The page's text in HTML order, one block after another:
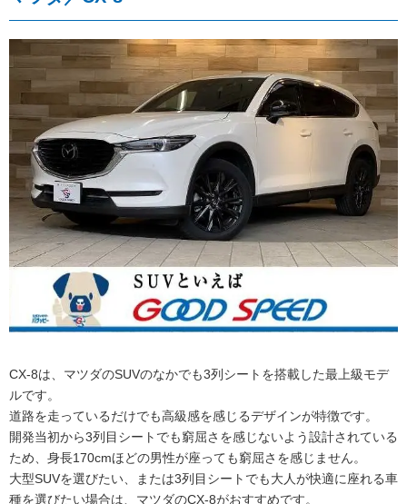
CX-8は、マツダのSUVのなかでも3列シートを搭載した最上級モデ
ルです。
道路を走っているだけでも高級感を感じるデザインが特徴です。
開発当初から3列目シートでも窮屈さを感じないよう設計されている
ため、身長170cmほどの男性が座っても窮屈さを感じません。
大型SUVを選びたい、または3列目シートでも大人が快適に座れる車
種を選びたい場合は、マツダのCX-8がおすすめです。